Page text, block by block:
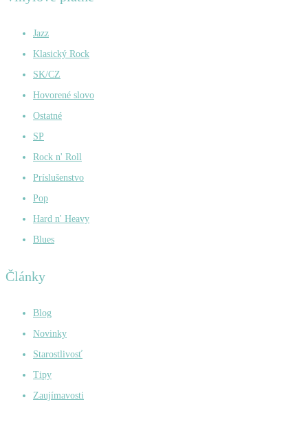
Jazz
Klasický Rock
SK/CZ
Hovorené slovo
Ostatné
SP
Rock n' Roll
Príslušenstvo
Pop
Hard n' Heavy
Blues
Články
Blog
Novinky
Starostlivosť
Tipy
Zaujímavosti